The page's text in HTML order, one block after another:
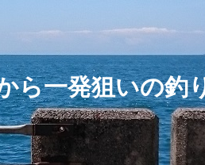
ら一発狙いの釣